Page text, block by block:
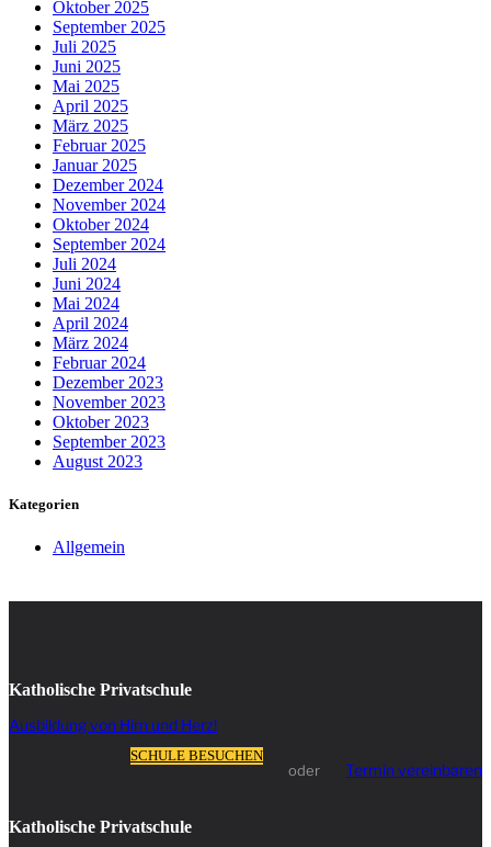
Oktober 2025
September 2025
Juli 2025
Juni 2025
Mai 2025
April 2025
März 2025
Februar 2025
Januar 2025
Dezember 2024
November 2024
Oktober 2024
September 2024
Juli 2024
Juni 2024
Mai 2024
April 2024
März 2024
Februar 2024
Dezember 2023
November 2023
Oktober 2023
September 2023
August 2023
Kategorien
Allgemein
Katholische Privatschule
Ausbildung von Hirn und Herz!
Termin vereinbaren
oder
SCHULE BESUCHEN
Katholische Privatschule